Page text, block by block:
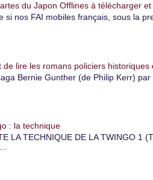
du Japon Offlines à télécharger
si nos FAI mobiles français, sous la
de lire les romans policiers historiques
Bernie Gunther (de Philip Kerr)
: la technique
LA TECHNIQUE DE LA TWINGO 1